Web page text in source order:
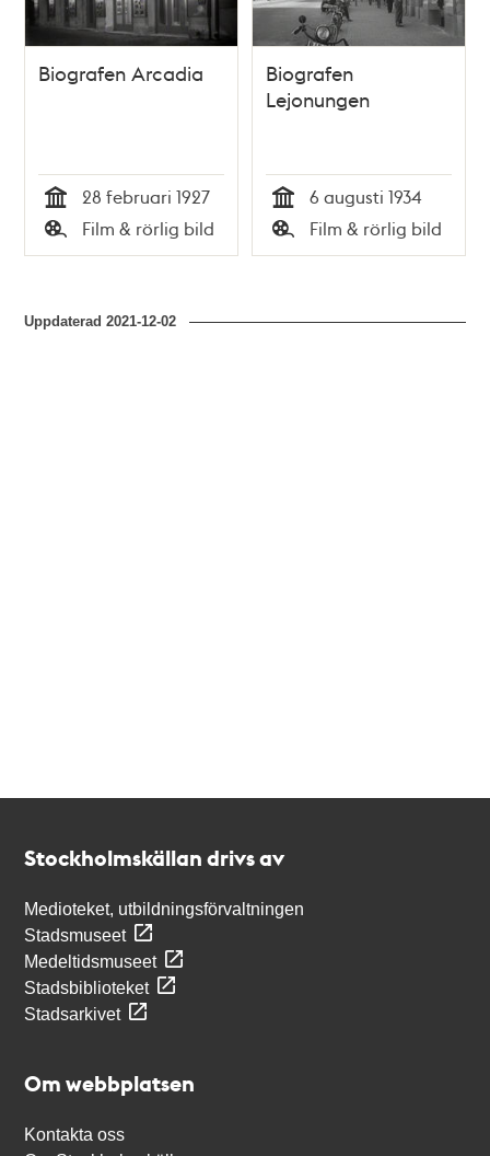
Biografen Arcadia
Tid
28 februari 1927
Typ
Film & rörlig bild
Biografen
Lejonungen
Tid
6 augusti 1934
Typ
Film & rörlig bild
Uppdaterad2021-12-02
Stockholmskällan drivs av
Medioteket, utbildningsförvaltningen
Stadsmuseet
Medeltidsmuseet
Stadsbiblioteket
Stadsarkivet
Om webbplatsen
Kontakta oss